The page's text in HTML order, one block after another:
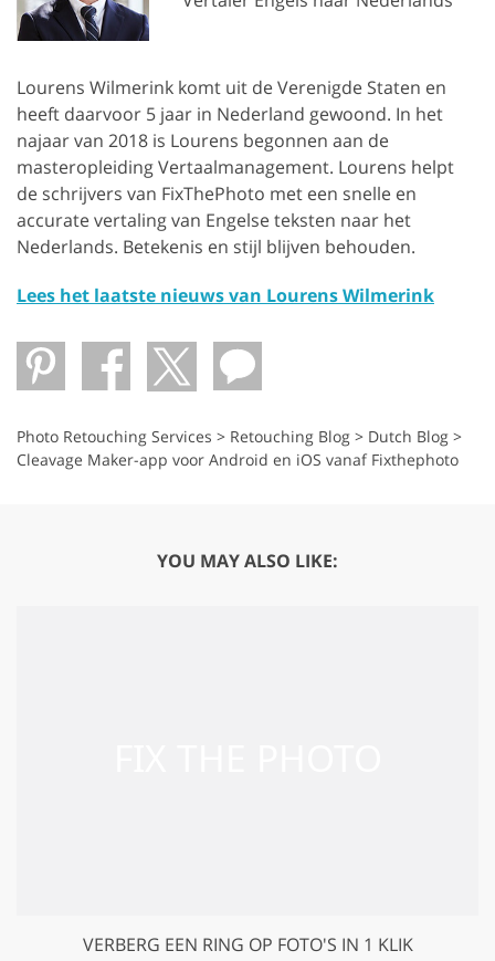
Lourens Wilmerink komt uit de Verenigde Staten en
heeft daarvoor 5 jaar in Nederland gewoond. In het
najaar van 2018 is Lourens begonnen aan de
masteropleiding Vertaalmanagement. Lourens helpt
de schrijvers van FixThePhoto met een snelle en
accurate vertaling van Engelse teksten naar het
Nederlands. Betekenis en stijl blijven behouden.
Lees het laatste nieuws van Lourens Wilmerink
Photo Retouching Services > Retouching Blog > Dutch Blog >
Cleavage Maker-app voor Android en iOS vanaf Fixthephoto
YOU MAY ALSO LIKE:
VERBERG EEN RING OP FOTO'S IN 1 KLIK